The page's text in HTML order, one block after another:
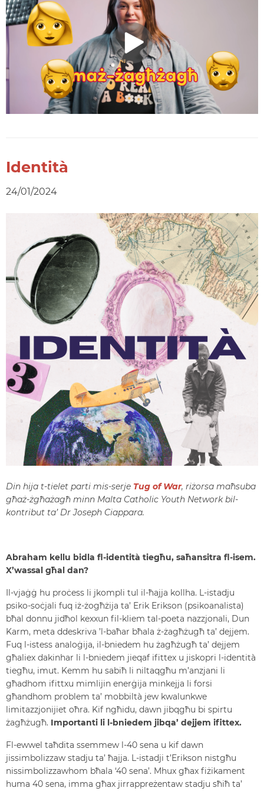
Identità
24/01/2024
Din hija t-tielet parti mis-serje Tug of War, riżorsa maħsuba
għaż-żgħażagħ minn Malta Catholic Youth Network bil-
kontribut ta’ Dr Joseph Ciappara.
Abraham kellu bidla fl-identità tiegħu, saħansitra fl-isem.
X’wassal għal dan?
Il-vjaġġ hu proċess li jkompli tul il-ħajja kollha. L-istadju
psiko-soċjali fuq iż-żogħżija ta’ Erik Erikson (psikoanalista)
bħal donnu jidħol kexxun fil-kliem tal-poeta nazzjonali, Dun
Karm, meta ddeskriva ’l-baħar bħala ż-żagħżugħ ta’ dejjem.
Fuq l-istess analoġija, il-bniedem hu żagħżugħ ta’ dejjem
għaliex dakinhar li l-bniedem jieqaf ifittex u jiskopri l-identità
tiegħu, imut. Kemm hu sabiħ li niltaqgħu m’anzjani li
għadhom ifittxu mimlijin enerġija minkejja li forsi
għandhom problem ta’ mobbiltà jew kwalunkwe
limitazzjonijiet oħra. Kif ngħidu, dawn jibqgħu bi spirtu
żagħżugħ. Importanti li l-bniedem jibqa’ dejjem ifittex.
Fl-ewwel taħdita ssemmew l-40 sena u kif dawn
jissimbolizzaw stadju ta’ ħajja. L-istadji t’Erikson nistgħu
nissimbolizzawhom bħala ‘40 sena’. Mhux għax fiżikament
huma 40 sena, imma għax jirrappreżentaw stadju sħiħ ta’